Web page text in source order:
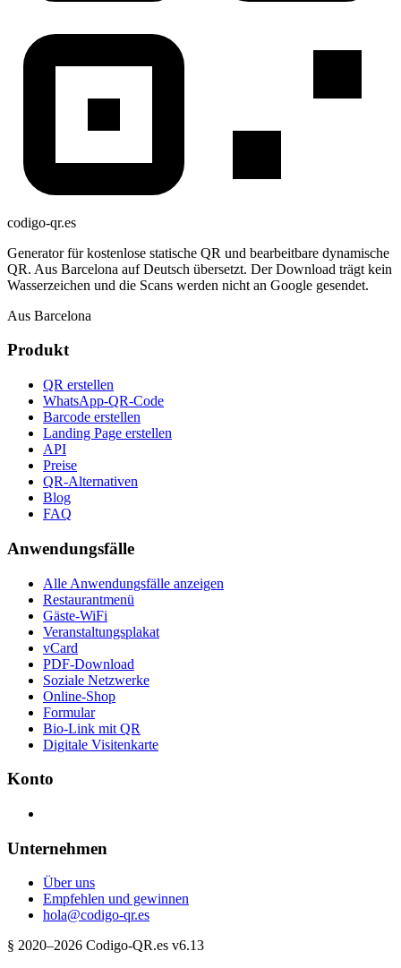
codigo-qr.es
Generator für kostenlose statische QR und bearbeitbare dynamische
QR. Aus Barcelona auf Deutsch übersetzt. Der Download trägt kein
Wasserzeichen und die Scans werden nicht an Google gesendet.
Aus Barcelona
Produkt
QR erstellen
WhatsApp-QR-Code
Barcode erstellen
Landing Page erstellen
API
Preise
QR-Alternativen
Blog
FAQ
Anwendungsfälle
Alle Anwendungsfälle anzeigen
Restaurantmenü
Gäste-WiFi
Veranstaltungsplakat
vCard
PDF-Download
Soziale Netzwerke
Online-Shop
Formular
Bio-Link mit QR
Digitale Visitenkarte
Konto
Unternehmen
Über uns
Empfehlen und gewinnen
hola@codigo-qr.es
§ 2020–2026 Codigo-QR.es v6.13